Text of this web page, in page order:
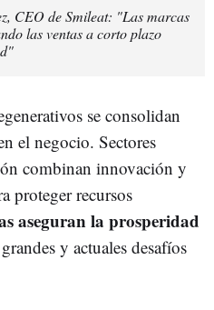
CEO de Smileat: "Las marcas
las ventas a corto plazo
se consolidan
el negocio. Sectores
combinan innovación y
proteger recursos
aseguran la prosperidad
y actuales desafíos